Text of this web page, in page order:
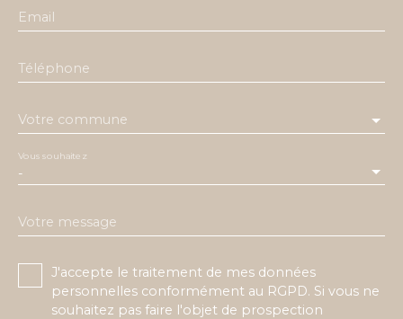
Email
Téléphone
Votre commune
-
Vous souhaitez
Votre message
J'accepte le traitement de mes données
personnelles conformément au RGPD. Si vous ne
souhaitez pas faire l'objet de prospection